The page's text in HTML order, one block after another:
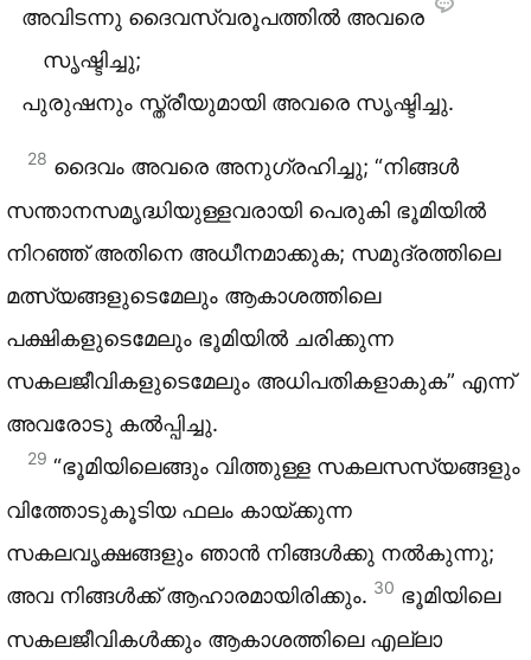
അവിടന്നു ദൈവസ്വരൂപത്തിൽ അവരെ
സൃഷ്ടിച്ചു;
പുരുഷനും സ്ത്രീയുമായി അവരെ സൃഷ്ടിച്ചു.
28 ദൈവം അവരെ അനുഗ്രഹിച്ചു; “നിങ്ങൾ
സന്താനസമൃദ്ധിയുള്ളവരായി പെരുകി ഭൂമിയിൽ
നിറഞ്ഞ് അതിനെ അധീനമാക്കുക; സമുദ്രത്തിലെ
മത്സ്യങ്ങളുടെമേലും ആകാശത്തിലെ
പക്ഷികളുടെമേലും ഭൂമിയിൽ ചരിക്കുന്ന
സകലജീവികളുടെമേലും അധിപതികളാകുക” എന്ന്
അവരോടു കൽപ്പിച്ചു.
29 “ഭൂമിയിലെങ്ങും വിത്തുള്ള സകലസസ്യങ്ങളും
വിത്തോടുകൂടിയ ഫലം കായ്ക്കുന്ന
സകലവൃക്ഷങ്ങളും ഞാൻ നിങ്ങൾക്കു നൽകുന്നു;
അവ നിങ്ങൾക്ക് ആഹാരമായിരിക്കും. 30 ഭൂമിയിലെ
സകലജീവികൾക്കും ആകാശത്തിലെ എല്ലാ